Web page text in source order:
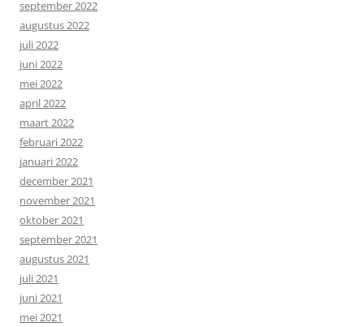
september 2022
augustus 2022
juli 2022
juni 2022
mei 2022
april 2022
maart 2022
februari 2022
januari 2022
december 2021
november 2021
oktober 2021
september 2021
augustus 2021
juli 2021
juni 2021
mei 2021